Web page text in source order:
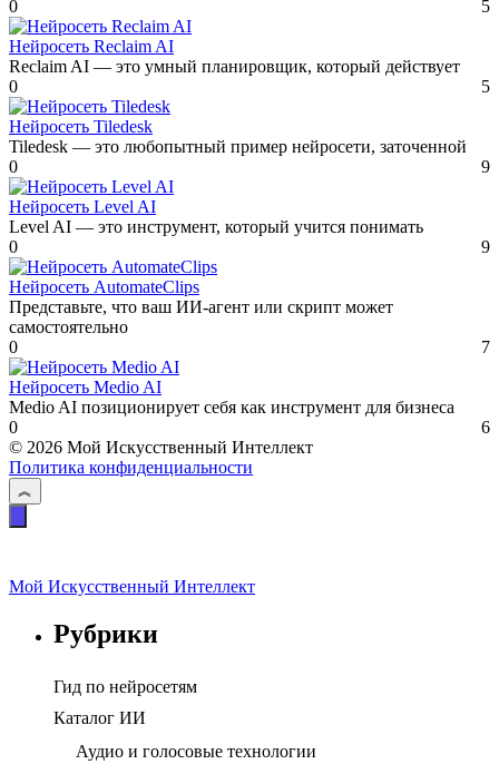
0
5
Нейросеть Reclaim AI
Reclaim AI — это умный планировщик, который действует
0
5
Нейросеть Tiledesk
Tiledesk — это любопытный пример нейросети, заточенной
0
9
Нейросеть Level AI
Level AI — это инструмент, который учится понимать
0
9
Нейросеть AutomateClips
Представьте, что ваш ИИ-агент или скрипт может
самостоятельно
0
7
Нейросеть Medio AI
Medio AI позиционирует себя как инструмент для бизнеса
0
6
© 2026 Мой Искусственный Интеллект
Политика конфиденциальности
Мой Искусственный Интеллект
Рубрики
Гид по нейросетям
Каталог ИИ
Аудио и голосовые технологии